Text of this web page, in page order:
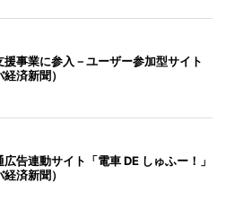
事業に参入－ユーザー参加型サイト
済新聞）
告連動サイト「電車 DE しゅふー！」
済新聞）